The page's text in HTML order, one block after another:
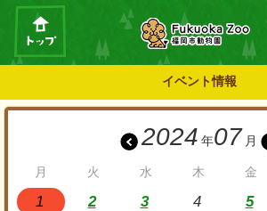
イベント情報
2024 年07 月
月 火 水 木 金
1 2 3 4 5